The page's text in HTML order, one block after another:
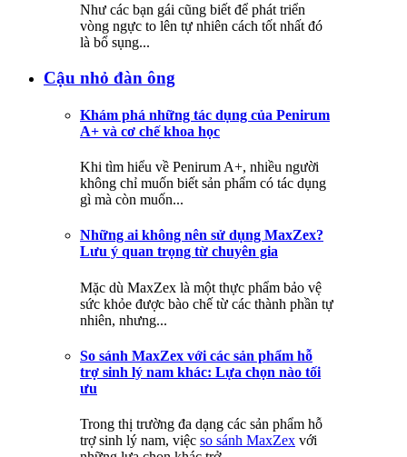
Như các bạn gái cũng biết để phát triển
vòng ngực to lên tự nhiên cách tốt nhất đó
là bổ sụng...
Cậu nhỏ đàn ông
Khám phá những tác dụng của Penirum
A+ và cơ chế khoa học
Khi tìm hiểu về Penirum A+, nhiều người
không chỉ muốn biết sản phẩm có tác dụng
gì mà còn muốn...
Những ai không nên sử dụng MaxZex?
Lưu ý quan trọng từ chuyên gia
Mặc dù MaxZex là một thực phẩm bảo vệ
sức khỏe được bào chế từ các thành phần tự
nhiên, nhưng...
So sánh MaxZex với các sản phẩm hỗ
trợ sinh lý nam khác: Lựa chọn nào tối
ưu
Trong thị trường đa dạng các sản phẩm hỗ
trợ sinh lý nam, việc so sánh MaxZex với